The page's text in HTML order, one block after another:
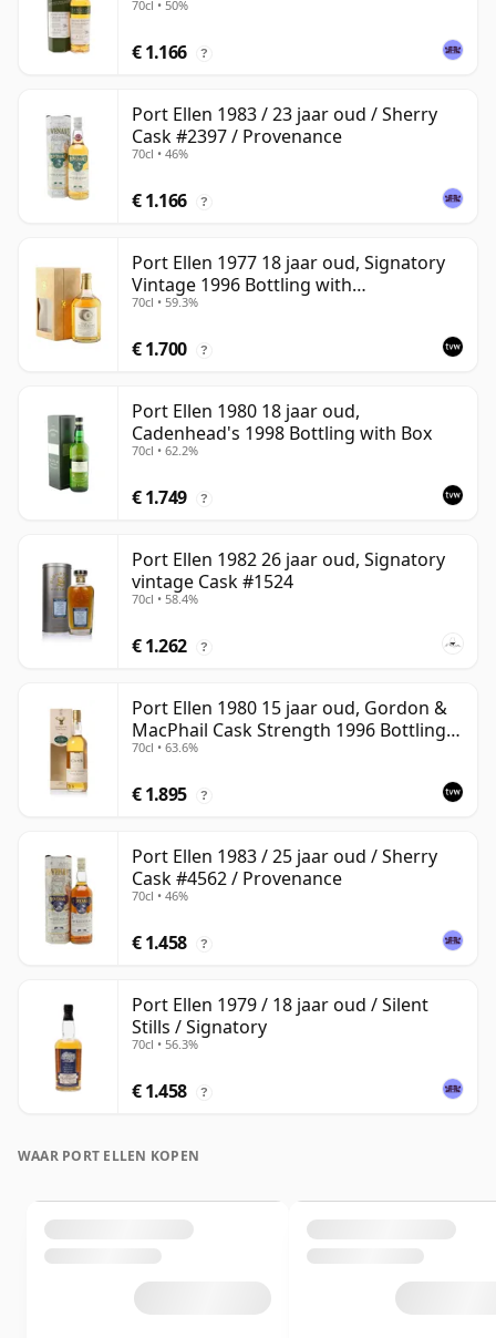
70cl • 50%
€ 1.166 ?
Port Ellen 1983 / 23 jaar oud / Sherry
Cask #2397 / Provenance
70cl • 46%
€ 1.166 ?
Port Ellen 1977 18 jaar oud, Signatory
Vintage 1996 Bottling with
Presentation Box - Cask 5566
70cl • 59.3%
€ 1.700 ?
Port Ellen 1980 18 jaar oud,
Cadenhead's 1998 Bottling with Box
70cl • 62.2%
€ 1.749 ?
Port Ellen 1982 26 jaar oud, Signatory
vintage Cask #1524
70cl • 58.4%
€ 1.262 ?
Port Ellen 1980 15 jaar oud, Gordon &
MacPhail Cask Strength 1996 Bottling
with Carton
70cl • 63.6%
€ 1.895 ?
Port Ellen 1983 / 25 jaar oud / Sherry
Cask #4562 / Provenance
70cl • 46%
€ 1.458 ?
Port Ellen 1979 / 18 jaar oud / Silent
Stills / Signatory
70cl • 56.3%
€ 1.458 ?
WAAR PORT ELLEN KOPEN